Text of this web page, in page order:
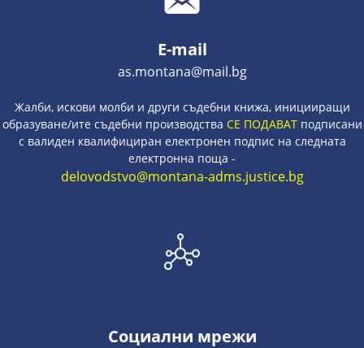
E-mail
as.montana@mail.bg
Жалби, искови молби и други съдебни книжа, иницииращи
образуване/ите съдебни производства СЕ ПОДАВАТподписани
с валиден квалифициран електронен подпис на следната
електронна поща -
delovodstvo@montana-adms.justice.bg
Социални мрежи